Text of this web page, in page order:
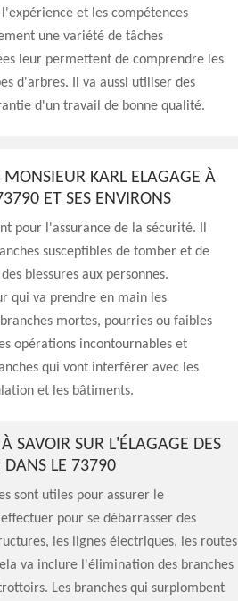
l'expérience et les compétences
une variété de tâches
leur permettent de comprendre les
d'arbres. Il va aussi utiliser des
d'un travail de bonne qualité.
MONSIEUR KARL ELAGAGE À
ET SES ENVIRONS
pour l'assurance de la sécurité. Il
susceptibles de tomber et de
blessures aux personnes.
qui va prendre en main les
mortes, pourries ou faibles
opérations incontournables et
qui vont interférer avec les
et les bâtiments.
SAVOIR SUR L'ÉLAGAGE DES
DANS LE 73790
sont utiles pour assurer le
pour se débarrasser des
les lignes électriques, les routes
va inclure l'élimination des branches
Les branches qui surplombent